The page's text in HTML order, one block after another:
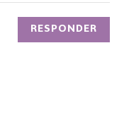
RESPONDER